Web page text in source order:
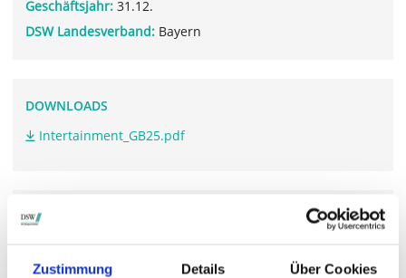
Zustimmung Details Über Cookies
Geschäftsjahr: 31.12.
DSW Landesverband: Bayern
DOWNLOADS
Intertainment_GB25.pdf
WEITERFÜHRENDE LINKS